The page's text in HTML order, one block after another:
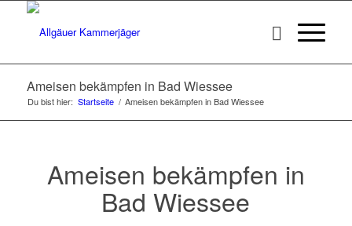
Ameisen bekämpfen in Bad Wiessee
Du bist hier: Startseite / Ameisen bekämpfen in Bad Wiessee
Ameisen bekämpfen in
Bad Wiessee